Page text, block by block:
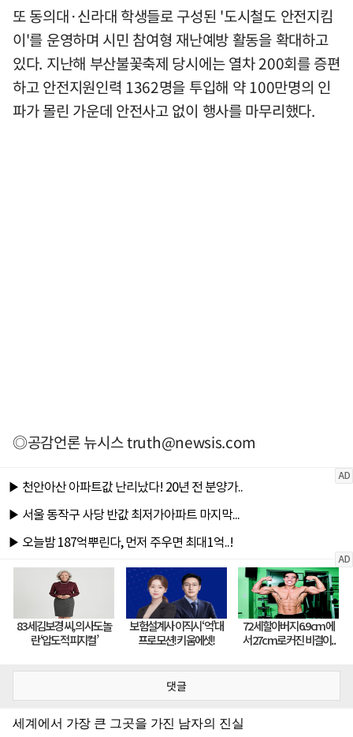
또 동의대·신라대 학생들로 구성된 '도시철도 안전지킴
이'를 운영하며 시민 참여형 재난예방 활동을 확대하고
있다. 지난해 부산불꽃축제 당시에는 열차 200회를 증편
하고 안전지원인력 1362명을 투입해 약 100만명의 인
파가 몰린 가운데 안전사고 없이 행사를 마무리했다.
◎공감언론 뉴시스truth@newsis.com
댓글